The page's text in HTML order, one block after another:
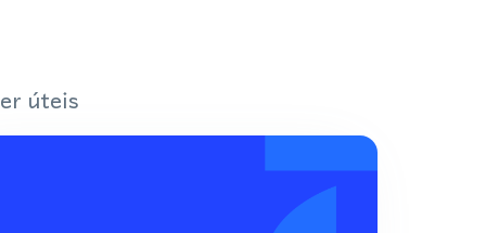
úteis